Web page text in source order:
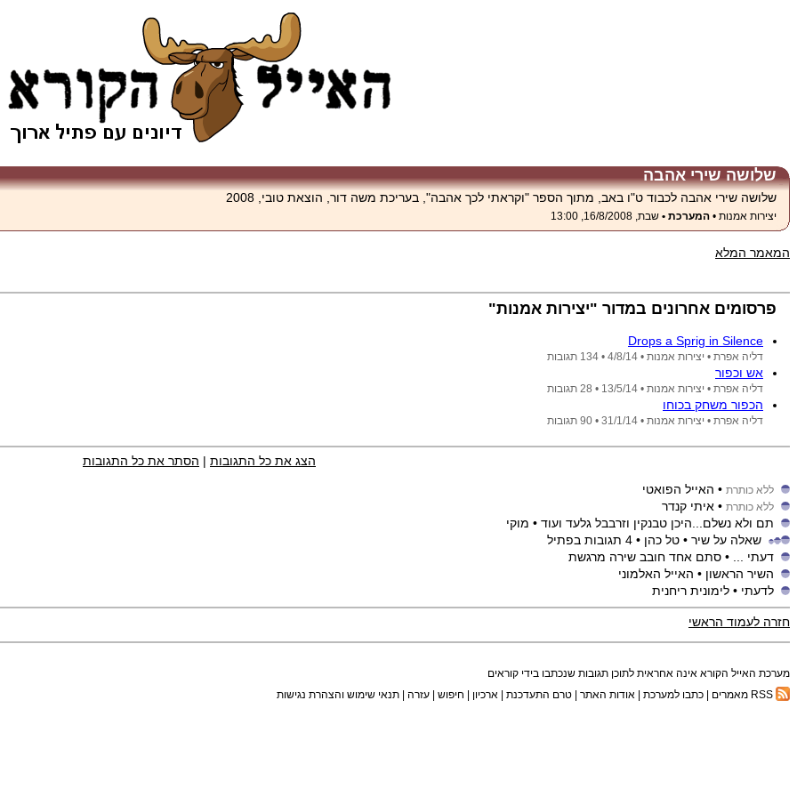
שלושה שירי אהבה
שלושה שירי אהבה לכבוד ט"ו באב, מתוך הספר "וקראתי לכך אהבה", בעריכת משה דור, הוצאת טובי, 2008
יצירות אמנות • המערכת • שבת, 16/8/2008, 13:00
המאמר המלא
פרסומים אחרונים במדור "יצירות אמנות"
Drops a Sprig in Silence
דליה אפרת • יצירות אמנות • 4/8/14 • 134 תגובות
אש וכפור
דליה אפרת • יצירות אמנות • 13/5/14 • 28 תגובות
הכפור משחק בכוחו
דליה אפרת • יצירות אמנות • 31/1/14 • 90 תגובות
הצג את כל התגובות | הסתר את כל התגובות
ללא כותרת • האייל הפואטי
ללא כותרת • איתי קנדר
תם ולא נשלם...היכן טבנקין וזרבבל גלעד ועוד • מוקי
שאלה על שיר • טל כהן • 4 תגובות בפתיל
דעתי ... • סתם אחד חובב שירה מרגשת
השיר הראשון • האייל האלמוני
לדעתי • לימונית ריחנית
חזרה לעמוד הראשי
מערכת האייל הקורא אינה אחראית לתוכן תגובות שנכתבו בידי קוראים
כתבו למערכת אודות האתר טרם התעדכנת ארכיון חיפוש עזרה תנאי שימוש והצהרת נגישות